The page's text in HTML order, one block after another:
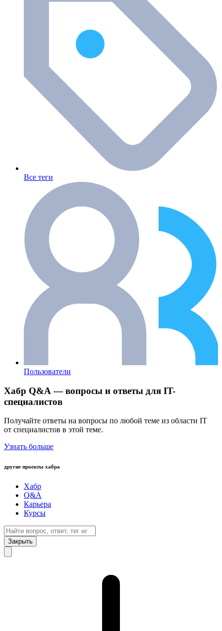
Все теги
Пользователи
Хабр Q&A — вопросы и ответы для IT-
специалистов
Получайте ответы на вопросы по любой теме из области IT
от специалистов в этой теме.
Узнать больше
другие проекты хабра
Хабр
Q&A
Карьера
Курсы
Закрыть